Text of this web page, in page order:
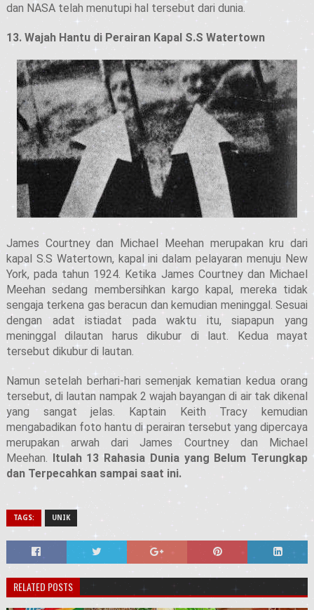
dan NASA telah menutupi hal tersebut dari dunia.
13. Wajah Hantu di Perairan Kapal S.S Watertown
James Courtney dan Michael Meehan merupakan kru dari
kapal S.S Watertown, kapal ini dalam pelayaran menuju New
York, pada tahun 1924. Ketika James Courtney dan Michael
Meehan sedang membersihkan kargo kapal, mereka tidak
sengaja terkena gas beracun dan kemudian meninggal. Sesuai
dengan adat istiadat pada waktu itu, siapapun yang
meninggal dilautan harus dikubur di laut. Kedua mayat
tersebut dikubur di lautan.
Namun setelah berhari-hari semenjak kematian kedua orang
tersebut, di lautan nampak 2 wajah bayangan di air tak dikenal
yang sangat jelas. Kaptain Keith Tracy kemudian
mengabadikan foto hantu di perairan tersebut yang dipercaya
merupakan arwah dari James Courtney dan Michael
Meehan. Itulah 13 Rahasia Dunia yang Belum Terungkap
dan Terpecahkan sampai saat ini.
TAGS: UNIK
RELATED POSTS